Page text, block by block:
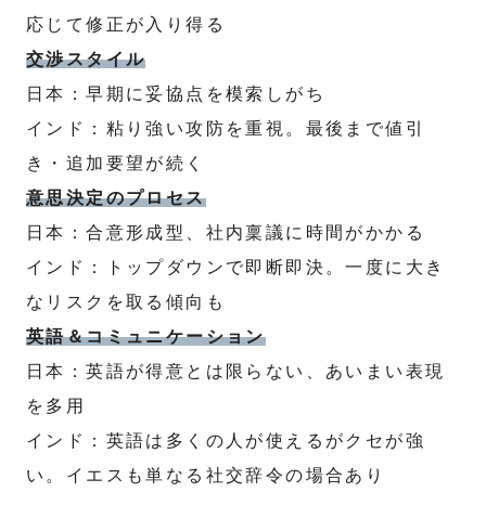
応じて修正が入り得る
交渉スタイル
日本：早期に妥協点を模索しがち
インド：粘り強い攻防を重視。最後まで値引
き・追加要望が続く
意思決定のプロセス
日本：合意形成型、社内稟議に時間がかかる
インド：トップダウンで即断即決。一度に大き
なリスクを取る傾向も
英語＆コミュニケーション
日本：英語が得意とは限らない、あいまい表現
を多用
インド：英語は多くの人が使えるがクセが強
い。イエスも単なる社交辞令の場合あり